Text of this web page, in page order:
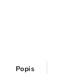
Popis